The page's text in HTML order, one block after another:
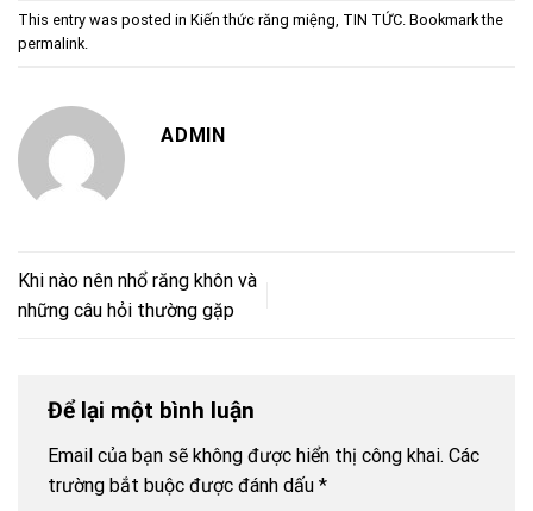
This entry was posted in Kiến thức răng miệng, TIN TỨC. Bookmark the
permalink.
ADMIN
Khi nào nên nhổ răng khôn và
những câu hỏi thường gặp
Để lại một bình luận
Email của bạn sẽ không được hiển thị công khai. Các
trường bắt buộc được đánh dấu *